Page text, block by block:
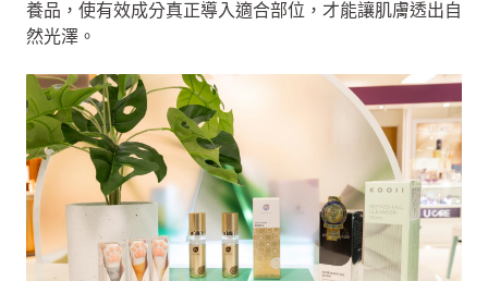
養品，使有效成分真正導入適合部位，才能讓肌膚透出自
然光澤。